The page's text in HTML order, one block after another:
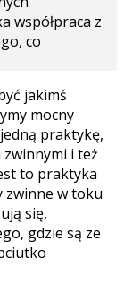
współpraca z
co
jakimś
mocny
praktykę,
i też
to praktyka
zwinne w toku
się,
gdzie są ze